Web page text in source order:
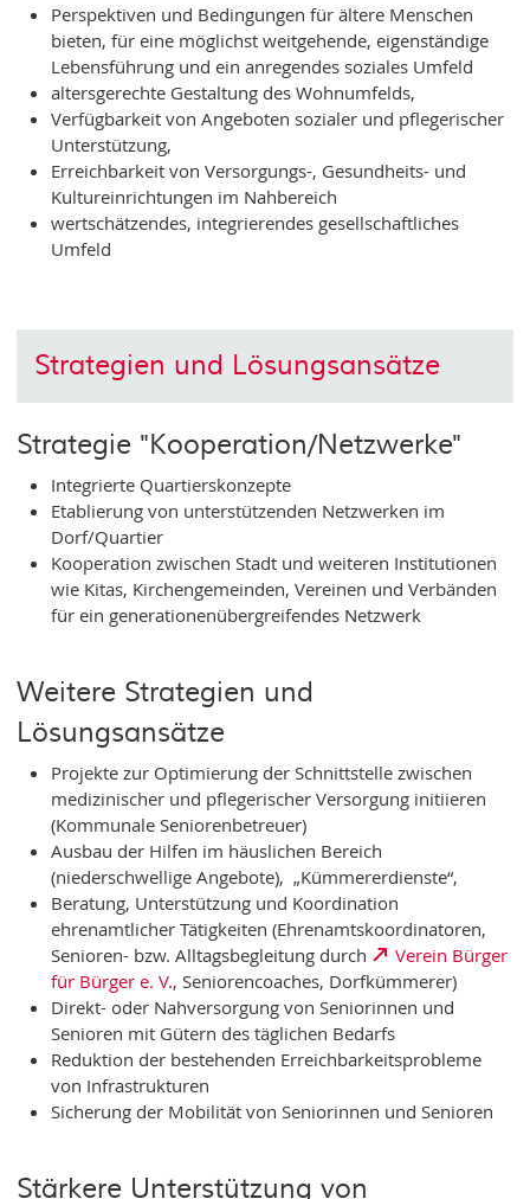
Perspektiven und Bedingungen für ältere Menschen
bieten, für eine möglichst weitgehende, eigenständige
Lebensführung und ein anregendes soziales Umfeld
altersgerechte Gestaltung des Wohnumfelds,
Verfügbarkeit von Angeboten sozialer und pflegerischer
Unterstützung,
Erreichbarkeit von Versorgungs-, Gesundheits- und
Kultureinrichtungen im Nahbereich
wertschätzendes, integrierendes gesellschaftliches
Umfeld
Strategien und Lösungsansätze
Strategie "Kooperation/Netzwerke"
Integrierte Quartierskonzepte
Etablierung von unterstützenden Netzwerken im
Dorf/Quartier
Kooperation zwischen Stadt und weiteren Institutionen
wie Kitas, Kirchengemeinden, Vereinen und Verbänden
für ein generationenübergreifendes Netzwerk
Weitere Strategien und
Lösungsansätze
Projekte zur Optimierung der Schnittstelle zwischen
medizinischer und pflegerischer Versorgung initiieren
(Kommunale Seniorenbetreuer)
Ausbau der Hilfen im häuslichen Bereich
(niederschwellige Angebote), „Kümmererdienste“,
Beratung, Unterstützung und Koordination
ehrenamtlicher Tätigkeiten (Ehrenamtskoordinatoren,
Senioren- bzw. Alltagsbegleitung durch
Verein Bürger
für Bürger e. V., Seniorencoaches, Dorfkümmerer)
Direkt- oder Nahversorgung von Seniorinnen und
Senioren mit Gütern des täglichen Bedarfs
Reduktion der bestehenden Erreichbarkeitsprobleme
von Infrastrukturen
Sicherung der Mobilität von Seniorinnen und Senioren
Stärkere Unterstützung von